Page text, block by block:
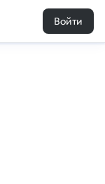
Войти
933 0